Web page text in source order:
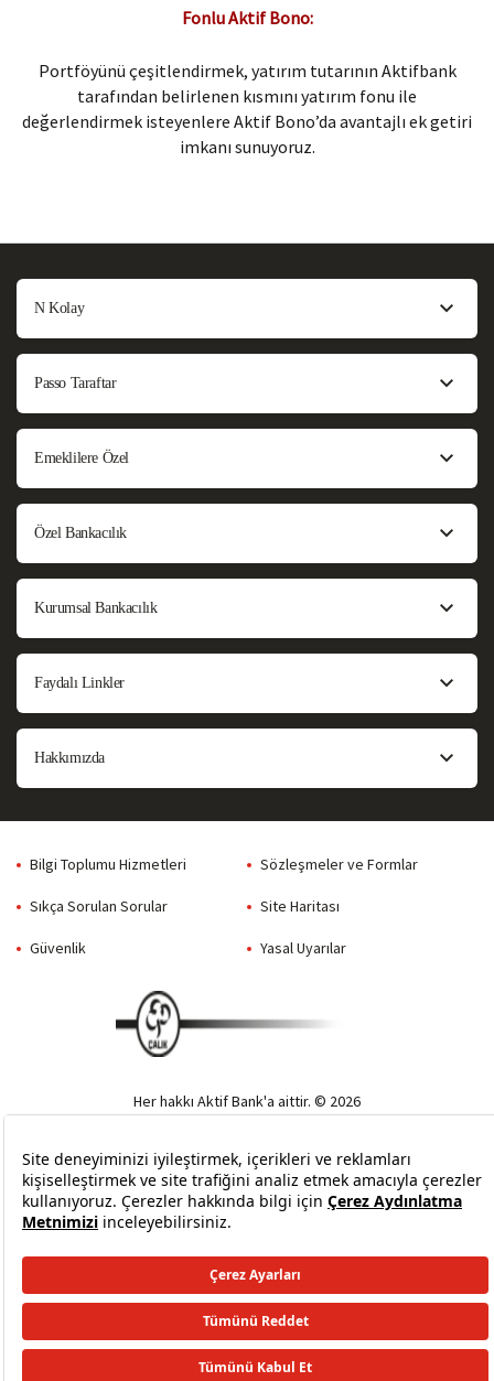
Fonlu Aktif Bono:​
Portföyünü çeşitlendirmek, yatırım tutarının Aktifbank
tarafından belirlenen kısmını yatırım fonu ile
değerlendirmek isteyenlere Aktif Bono’da avantajlı ek getiri
imkanı sunuyoruz.
N Kolay
Passo Taraftar
Emeklilere Özel
Özel Bankacılık
Kurumsal Bankacılık
Faydalı Linkler
Hakkımızda
Bilgi Toplumu Hizmetleri Sözleşmeler ve Formlar
Sıkça Sorulan Sorular Site Haritası
Güvenlik Yasal Uyarılar
Her hakkı Aktif Bank'a aittir. © 2026